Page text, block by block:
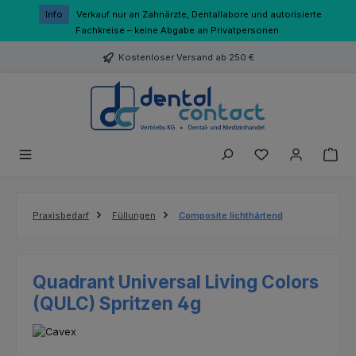
Zum Hauptinhalt springen
Info
Verkauf nur an Zahnärzte, Dentallabore und autorisierte
Fachkreise – keine Abgabe an Privatpersonen.
Kostenloser Versand ab 250 €
Du hast 0
Praxisbedarf Füllungen Composite lichthärtend
Quadrant Universal Living Colors
(QULC) Spritzen 4g